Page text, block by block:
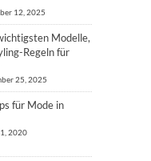
12, 2025
Modelle,
Regeln für
25, 2025
für Mode in
2020